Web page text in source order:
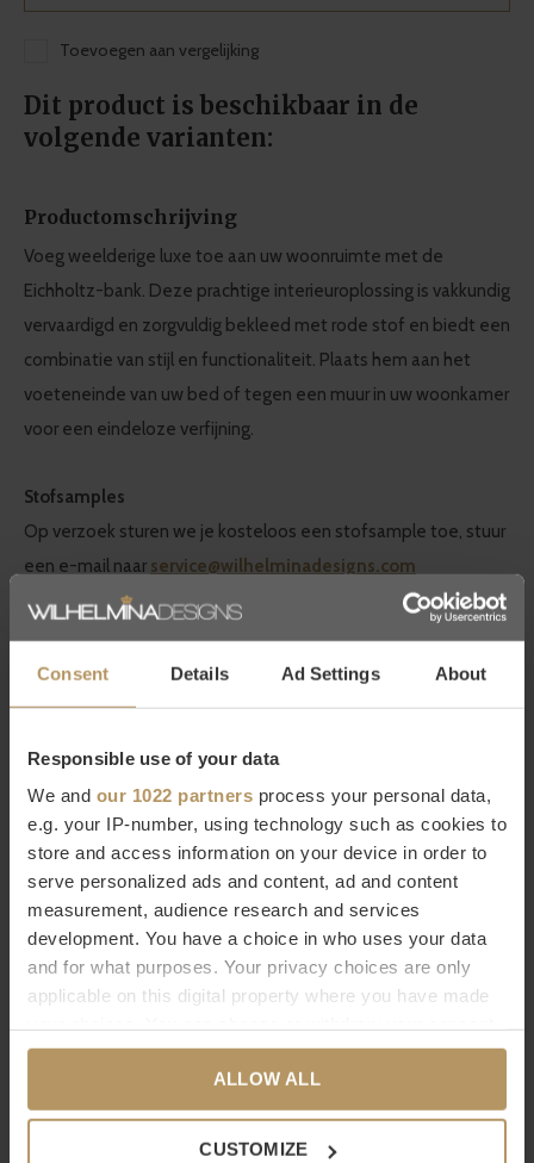
Consent Details Ad Settings About
Responsible use of your data
We and our 1022 partners process your personal data,
e.g. your IP-number, using technology such as cookies to
store and access information on your device in order to
serve personalized ads and content, ad and content
measurement, audience research and services
development. You have a choice in who uses your data
and for what purposes. Your privacy choices are only
applicable on this digital property where you have made
any time from the Cookie Declaration or by clicking on
the Privacy trigger icon.
If you allow, we would also like to:
ALLOW ALL
CUSTOMIZE
Toevoegen aan vergelijking
Dit product is beschikbaar in de
volgende varianten:
Productomschrijving
Voeg weelderige luxe toe aan uw woonruimte met de
Eichholtz-bank. Deze prachtige interieuroplossing is vakkundig
vervaardigd en zorgvuldig bekleed met rode stof en biedt een
combinatie van stijl en functionaliteit. Plaats hem aan het
voeteneinde van uw bed of tegen een muur in uw woonkamer
voor een eindeloze verfijning.
Stofsamples
Op verzoek sturen we je kosteloos een stofsample toe, stuur
een e-mail naar service@wilhelminadesigns.com
Eichholtz bij WDS
Eichholtz is een Nederlands merk met een
bekendheidin de woonwereld en bestaat ruim twintig jaar. Zij
staan voor een hoogwaardige kwaliteit, werken metluxe
detailsen hebben een zeer grote collectie in meubels en
woonaccessoires. Bij WDS vind je eengrote selectie van
Eichholtz producten die naadloos aansluiten bij de
kenmerkende modern chicstijl van WDS. Laat je inspireren
door de decoratieve producten van Eichholtz die aan elk
interieur iets moois toevoegen!
Wil je meer informatie over dit product? Neem dan contact op
klantenservice (livechat, e-mail of telefoon).